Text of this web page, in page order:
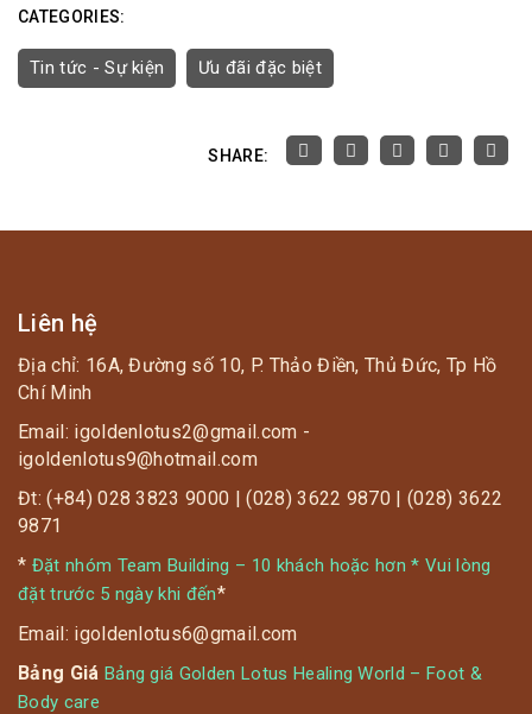
CATEGORIES:
Tin tức - Sự kiện Ưu đãi đặc biệt
SHARE:
Liên hệ
Địa chỉ: 16A, Đường số 10, P. Thảo Điền, Thủ Đức, Tp Hồ
Chí Minh
Email: igoldenlotus2@gmail.com -
igoldenlotus9@hotmail.com
Đt: (+84) 028 3823 9000 | (028) 3622 9870 | (028) 3622
9871
* Đặt nhóm Team Building – 10 khách hoặc hơn * Vui lòng
đặt trước 5 ngày khi đến*
Email: igoldenlotus6@gmail.com
Bảng Giá Bảng giá Golden Lotus Healing World – Foot &
Body care